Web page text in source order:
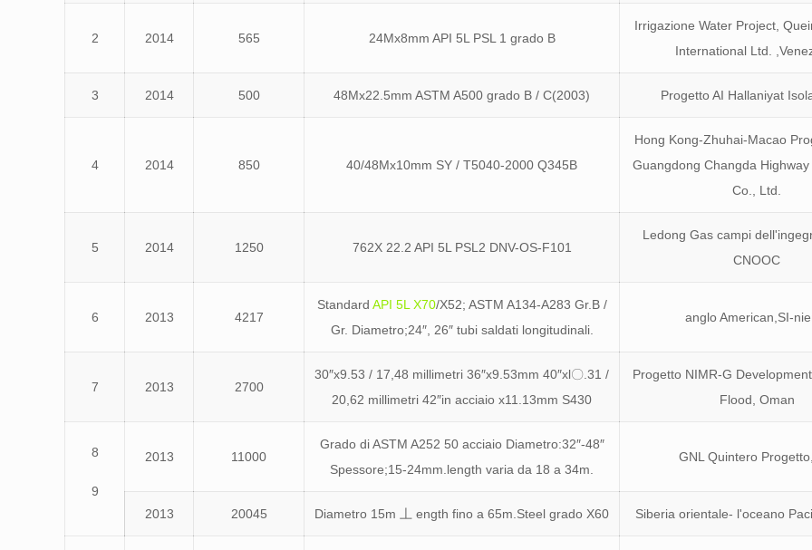
2 2014 565 24Mx8mm API 5L PSL 1 grado B
Irrigazione Water Project,
International Ltd.
3 2014 500 48Mx22.5mm ASTM A500 grado B / C(2003) Progetto AI Hallaniyat
4 2014 850 40/48Mx10mm SY / T5040-2000 Q345B
Hong Kong-Zhuhai-Macao
Guangdong Changda
Co., Ltd.
5 2014 1250 762X 22.2 API 5L PSL2 DNV-OS-F101
Ledong Gas campi
CNOOC
6 2013 4217
Standard API 5L X70/X52; ASTM A134-A283 Gr.B /
Gr. Diametro;24″, 26″ tubi saldati longitudinali.
anglo American,SI-
7 2013 2700
30″x9.53 / 17,48 millimetri 36″x9.53mm 40″xl〇.31 /
20,62 millimetri 42″in acciaio x11.13mm S430
Progetto NIMR-G
Flood, Oman
8
9
2013 11000
Grado di ASTM A252 50 acciaio Diametro:32″-48″
Spessore;15-24mm.length varia da 18 a 34m.
GNL Quintero
2013 20045 Diametro 15m 丄 ength fino a 65m.Steel grado X60 Siberia orientale- l'oceano